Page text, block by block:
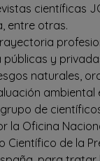
científicas
entre otras.
públicas y
naturales,
ambiental
de
la Oficina
Científico de la